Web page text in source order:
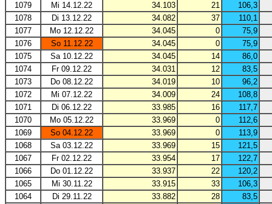
1079
Mi 14.12.22 34.103 21
106,3
1078
Di 13.12.22 34.082 37
110,1
1077
Mo 12.12.22 34.045 0
75,9
1076
So 11.12.22 34.045 0
75,9
1075
Sa 10.12.22 34.045 14
86,0
1074
Fr 09.12.22 34.031 12
83,5
1073
Do 08.12.22 34.019 10
96,2
1072
Mi 07.12.22 34.009 24
108,8
1071
Di 06.12.22 33.985 16
117,7
1070
Mo 05.12.22 33.969 0
112,6
1069
So 04.12.22 33.969 0
113,9
1068
Sa 03.12.22 33.969 15
121,5
1067
Fr 02.12.22 33.954 17
122,7
1066
Do 01.12.22 33.937 22
120,2
1065
Mi 30.11.22 33.915 33
106,3
1064
Di 29.11.22 33.882 28
83,5